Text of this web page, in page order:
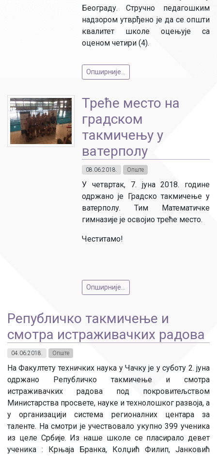
Београду. Стручно педагошким
надзором утврђено је да се општи
квалитет школе оцењује са
оценом четири (4).
Опширније...
Треће место на
градском
такмичењу у
ватерполу
08.06.2018. Опште
У четвртак, 7. јуна 2018. године
одржано је Градско такмичење у
ватерполу. Тим Математичке
гимназије је освојио треће место.
Честитамо!
Опширније...
Републичко такмичење и
смотра истраживачких радова
04.06.2018. Опште
На Факултету техничких наука у Чачку је у суботу 2. јуна
одржано Републичко такмичење и смотра
истраживачких радова под покровитељством
Министарства просвете, науке и технолошког развоја, а
у организацији система регионалних центара за
таленте. На смотри је учествовало укупно 399 ученика
из целе Србије. Из наше школе се пласирало девет
ученика : Крњаја Бранка, Колџић Филип, Јанковић